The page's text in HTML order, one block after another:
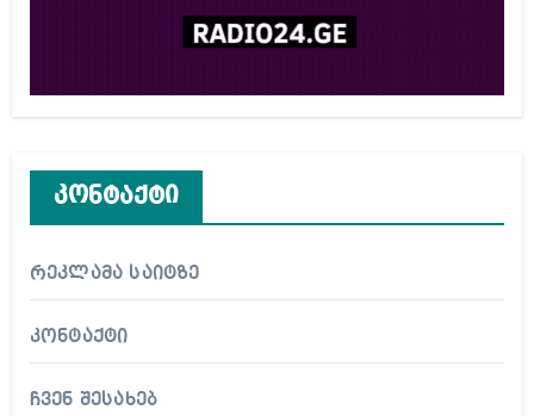
კონტაქტი
რეკლამა საიტზე
კონტაქტი
ჩვენ შესახებ